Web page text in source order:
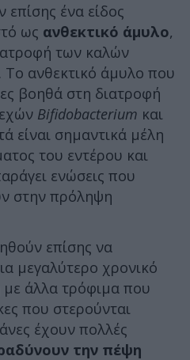
επίσης ένα είδος
ως ανθεκτικό άμυλο,
των καλών
Το ανθεκτικό άμυλο που
βοηθά στη διατροφή
Bifidobacterium και
είναι σημαντικά μέλη
του εντέρου και
ενώσεις που
στην πρόληψη
επίσης να
μεγαλύτερο χρονικό
με άλλα τρόφιμα που
που στερούνται
έχουν πολλές
την πέψη